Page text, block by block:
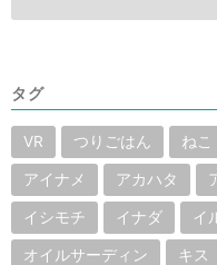
タグ
VR つりごはん ねこ
アイナメ アカハタ
イシモチ イナダ イ
オイルサーディン キス